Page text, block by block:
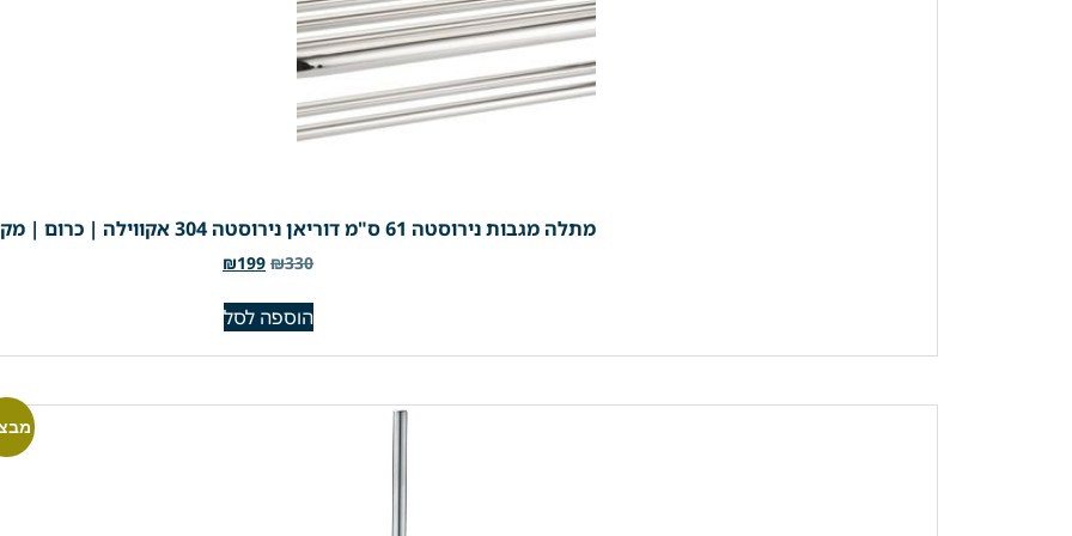
מתלה מגבות נירוסטה 61 ס"מ דוריאן נירוסטה 304 אקווילה | כרום | מק"ט 760
₪330
₪199
הוספה לסל